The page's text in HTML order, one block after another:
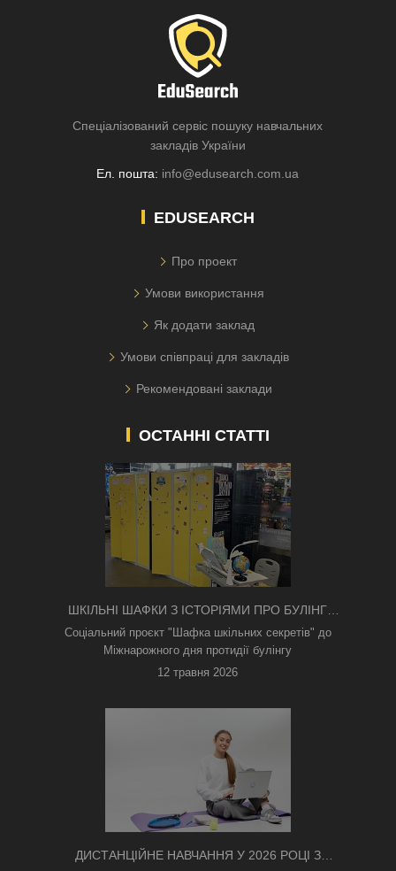
Спеціалізований сервіс пошуку навчальних
закладів України
Ел. пошта: info@edusearch.com.ua
EDUSEARCH
Про проект
Умови використання
Як додати заклад
Умови співпраці для закладів
Рекомендовані заклади
ОСТАННІ СТАТТІ
ШКІЛЬНІ ШАФКИ З ІСТОРІЯМИ ПРО БУЛІНГ
З'ЯВИЛИСЯ В КИЄВІ
Соціальний проєкт "Шафка шкільних секретів" до
Міжнарожного дня протидії булінгу
12 травня 2026
ДИСТАНЦІЙНЕ НАВЧАННЯ У 2026 РОЦІ З